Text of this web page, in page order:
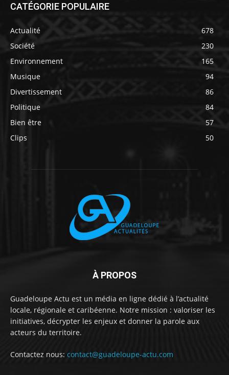
CATÉGORIE POPULAIRE
Actualité
678
Société
230
Environnement
165
Musique
94
Divertissement
86
Politique
84
Bien être
57
Clips
50
À PROPOS
Guadeloupe Actu est un média en ligne dédié à l’actualité
locale, régionale et caribéenne. Notre mission : valoriser les
initiatives, décrypter les enjeux et donner la parole aux
acteurs du territoire.
Contactez nous: contact@guadeloupe-actu.com